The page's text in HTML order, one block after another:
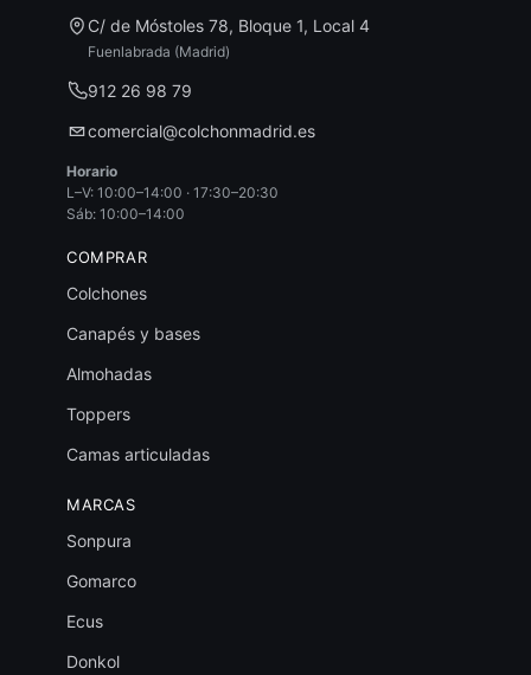
C/ de Móstoles 78, Bloque 1, Local 4
Fuenlabrada (Madrid)
912 26 98 79
comercial@colchonmadrid.es
Horario
L–V: 10:00–14:00 · 17:30–20:30
Sáb: 10:00–14:00
COMPRAR
Colchones
Canapés y bases
Almohadas
Toppers
Camas articuladas
MARCAS
Sonpura
Gomarco
Ecus
Donkol